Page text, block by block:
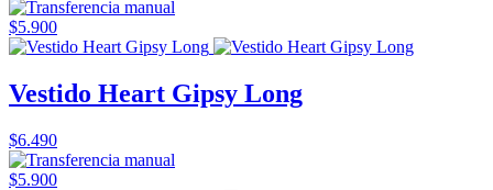
$5.900
Vestido Heart Gipsy Long
$6.490
$5.900